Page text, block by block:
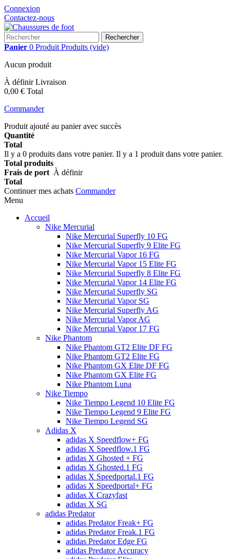
Connexion
Contactez-nous
Rechercher
Panier 0 Produit Produits (vide)
Aucun produit
À définirLivraison
0,00 € Total
Commander
Produit ajouté au panier avec succès
Quantité
Total
Il y a 0 produits dans votre panier. Il y a 1 produit dans votre panier.
Total produits
Frais de port À définir
Total
Continuer mes achats Commander
Menu
Accueil
Nike Mercurial
Nike Mercurial Superfly 10 FG
Nike Mercurial Superfly 9 Elite FG
Nike Mercurial Vapor 16 FG
Nike Mercurial Vapor 15 Elite FG
Nike Mercurial Superfly 8 Elite FG
Nike Mercurial Vapor 14 Elite FG
Nike Mercurial Superfly SG
Nike Mercurial Vapor SG
Nike Mercurial Superfly AG
Nike Mercurial Vapor AG
Nike Mercurial Vapor 17 FG
Nike Phantom
Nike Phantom GT2 Elite DF FG
Nike Phantom GT2 Elite FG
Nike Phantom GX Elite DF FG
Nike Phantom GX Elite FG
Nike Phantom Luna
Nike Tiempo
Nike Tiempo Legend 10 Elite FG
Nike Tiempo Legend 9 Elite FG
Nike Tiempo Legend SG
Adidas X
adidas X Speedflow+ FG
adidas X Speedflow.1 FG
adidas X Ghosted + FG
adidas X Ghosted.1 FG
adidas X Speedportal.1 FG
adidas X Speedportal+ FG
adidas X Crazyfast
adidas X SG
adidas Predator
adidas Predator Freak+ FG
adidas Predator Freak.1 FG
adidas Predator Edge FG
adidas Predator Accuracy